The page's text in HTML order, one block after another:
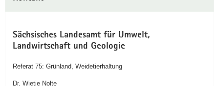
Sächsisches Landesamt für Umwelt,
Landwirtschaft und Geologie
Referat 75: Grünland, Weidetierhaltung
Dr. Wietje Nolte